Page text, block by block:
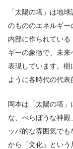
「太陽の塔」は地
のもののエネルギ
内部に作られてい
ギーの象徴で、未
表現しています。樹
ように各時代の代表
岡本は「太陽の塔
な、べらぼうな神
ッパ的な雰囲気で
から「文化」という